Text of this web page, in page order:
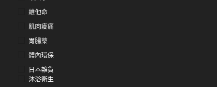
維他命
肌肉痠痛
胃腸藥
體內環保
日本雜貨
沐浴衛生